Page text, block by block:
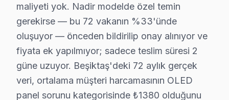
Beşiktaş'da Skyworth yetkili servis kalitesinde hizmet
Beşiktaş'de Skyworth Orijinal Parça – 2 Yıl
Beşiktaş Skyworth Servis Maliyetleri –
Beşiktaş'da Skyworth TV servis fiyatları, arıza
Beşiktaş'de Skyworth akıllı TV teknik onarım fiyatları
maliyeti yok. Nadir modelde özel temin
gerekirse — bu 72 vakanın %33'ünde
oluşuyor — önceden bildirilip onay alınıyor ve
fiyata ek yapılmıyor; sadece teslim süresi 2
güne uzuyor. Beşiktaş'deki 72 aylık gerçek
veri, ortalama müşteri harcamasının OLED
panel sorunu kategorisinde ₺1380 olduğunu